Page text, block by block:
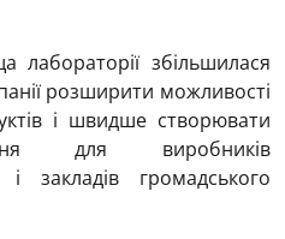
лабораторії збільшилася
розширити можливості
і швидше створювати
для виробників
закладів громадського